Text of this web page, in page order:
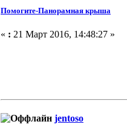
Помогите-Панорамная крыша
« : 21 Март 2016, 14:48:27 »
jentoso